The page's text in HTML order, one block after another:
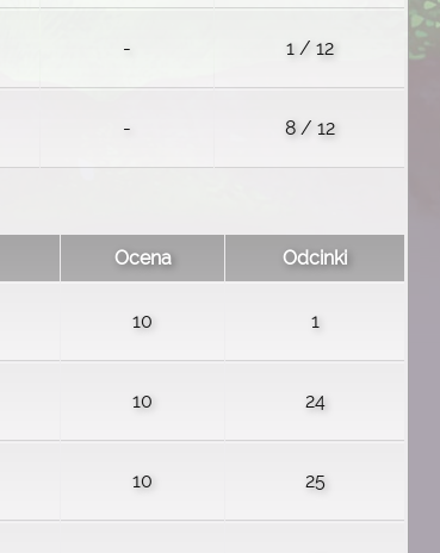
- 1 / 12
- 8 / 12
Ocena Odcinki
10 1
10 24
10 25